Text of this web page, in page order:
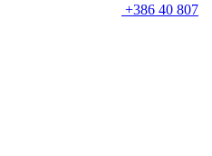
+386 40 807